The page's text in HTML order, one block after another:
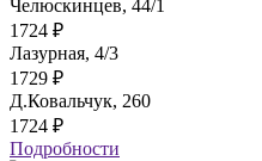
Челюскинцев, 44/1
1724 ₽
Лазурная, 4/3
1729 ₽
Д.Ковальчук, 260
1724 ₽
Подробности